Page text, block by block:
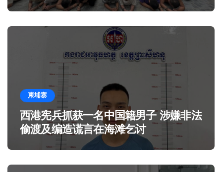
柬埔寨
西港宪兵抓获一名中国籍男子 涉嫌非法
偷渡及编造谎言在海滩乞讨